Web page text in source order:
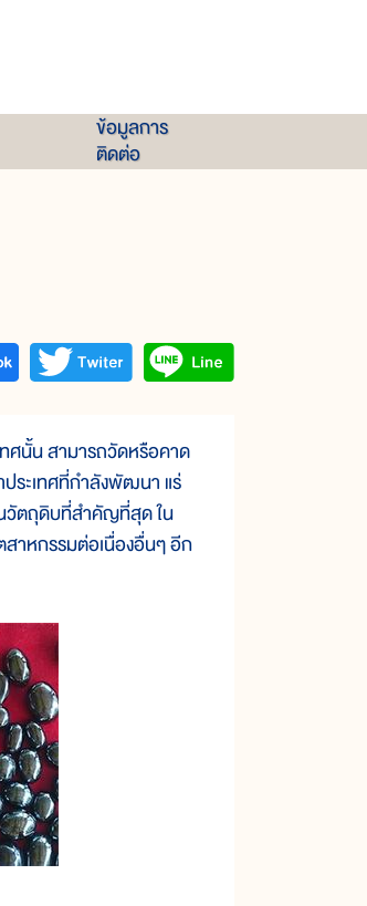
ข้อมูลการ
ติดต่อ
ศนั้น สามารถวัดหรือคาด
ประเทศที่กำลังพัฒนา แร่
วัตถุดิบที่สำคัญที่สุด ใน
าหกรรมต่อเนื่องอื่นๆ อีก